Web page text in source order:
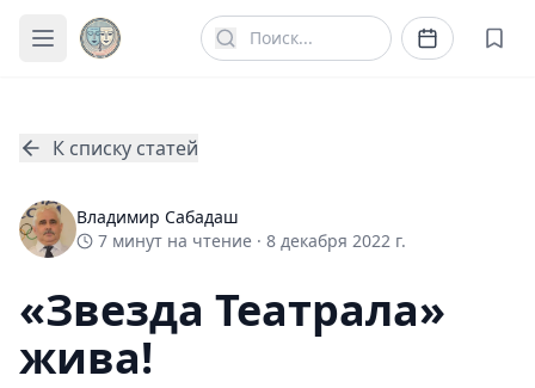
К списку статей
Владимир Сабадаш
7 минут на чтение · 8 декабря 2022 г.
«Звезда Театрала»
жива!